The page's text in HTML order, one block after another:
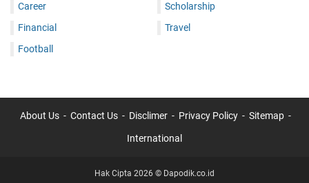
Career
Financial
Football
Scholarship
Travel
About Us Contact Us Disclimer Privacy Policy Sitemap
International
Hak Cipta 2026 © Dapodik.co.id